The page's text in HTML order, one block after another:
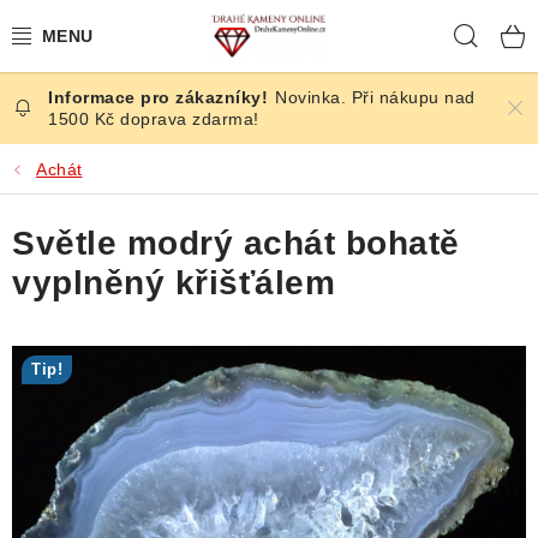
na
ČESKÉ KAMENY
ŠPERKY
KAMENY ZE SVĚTA
BROUŠENÉ
SLEVY
KRYSTALY
Novinka. Při nákupu nad
1500 Kč doprava zdarma!
Achát
Světle modrý achát bohatě
vyplněný křišťálem
Tip!